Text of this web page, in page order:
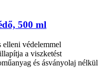
500 ml
védelemmel
a viszketést
és ásványolaj nélkül